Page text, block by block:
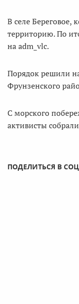
В селе
территорию. По
на adm_vlc.
Порядок решили
Фрунзенского
С морского
активисты
ПОДЕЛИТЬСЯ В